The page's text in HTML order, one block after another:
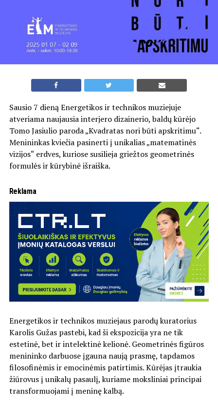
Sausio 7 dieną Energetikos ir technikos muziejuje
atveriama naujausia interjero dizainerio, baldų kūrėjo
Tomo Jasiulio paroda „Kvadratas nori būti apskritimu“.
Menininkas kviečia pasinerti į unikalias „matematinės
vizijos“ erdves, kuriose susilieja griežtos geometrinės
formulės ir kūrybinė išraiška.
Reklama
Energetikos ir technikos muziejaus parodų kuratorius
Karolis Gužas pastebi, kad ši ekspozicija yra ne tik
estetinė, bet ir intelektinė kelionė. Geometrinės figūros
menininko darbuose įgauna naują prasmę, tapdamos
filosofinėmis ir emocinėmis patirtimis. Kūrėjas įtraukia
žiūrovus į unikalų pasaulį, kuriame moksliniai principai
transformuojami į meninę kalbą.